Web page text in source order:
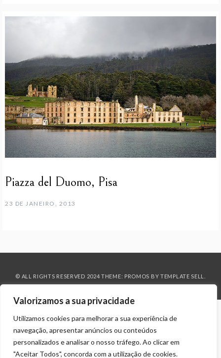
Valorizamos a sua privacidade
Utilizamos cookies para melhorar a sua experiência de
navegação, apresentar anúncios ou conteúdos
personalizados e analisar o nosso tráfego. Ao clicar em
"Aceitar Todos", concorda com a utilização de cookies.
Piazza del Duomo, Pisa
23 DE JANEIRO, 2013
© ALL RIGHTS RESERVED 2024 THEME: PROMOS BY TEMPLATE SELL